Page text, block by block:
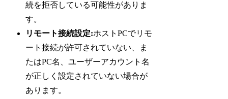
続を拒否している可能性がありま
す。
リモート接続設定:ホストPCでリモ
ート接続が許可されていない、ま
たはPC名、ユーザーアカウント名
が正しく設定されていない場合が
あります。